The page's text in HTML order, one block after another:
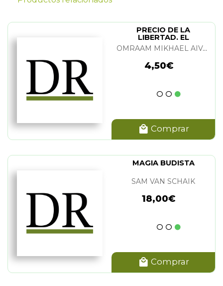
PRECIO DE LA
LIBERTAD. EL
OMRAAM MIKHAEL AIVANHOV
4,50€
Comprar
MAGIA BUDISTA
SAM VAN SCHAIK
18,00€
Comprar